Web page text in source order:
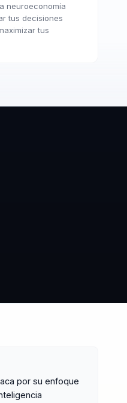
neuroeconomía
tus decisiones
tus
por su enfoque